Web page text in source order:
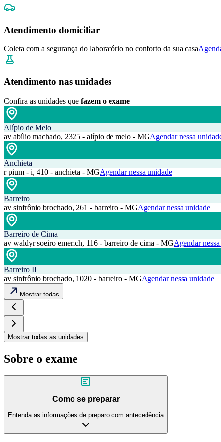
Atendimento domiciliar
Coleta com a segurança do laboratório no conforto da sua casa
Atendimento nas unidades
Confira as unidades que fazem o exame
Alípio de Melo
av abílio machado, 2325 - alípio de melo - MGAgendar nessa
Anchieta
r pium - i, 410 - anchieta - MGAgendar nessa unidade
Barreiro
av sinfrônio brochado, 261 - barreiro - MGAgendar nessa unidade
Barreiro de Cima
av waldyr soeiro emerich, 116 - barreiro de cima - MGAgendar
Barreiro II
av sinfrônio brochado, 1020 - barreiro - MGAgendar nessa unidade
Mostrar todas
Mostrar todas as unidades
Sobre o exame
Como se preparar
Entenda as informações de preparo com antecedência